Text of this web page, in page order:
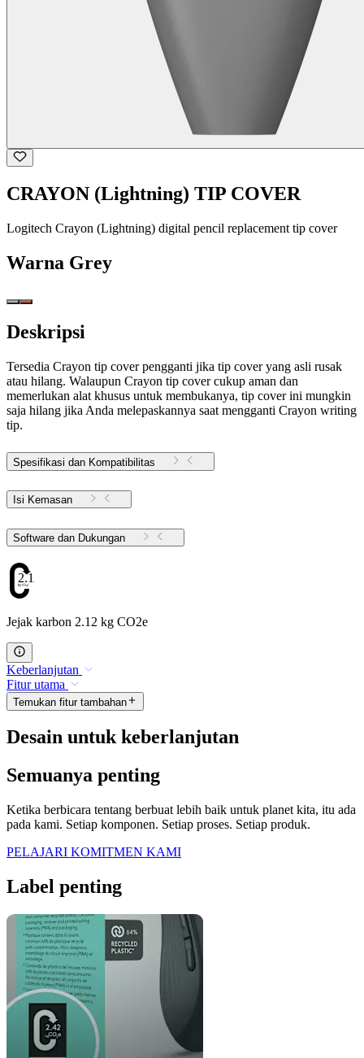
CRAYON (Lightning) TIP COVER
Logitech Crayon (Lightning) digital pencil replacement tip cover
Warna Grey
Deskripsi
Tersedia Crayon tip cover pengganti jika tip cover yang asli rusak
atau hilang. Walaupun Crayon tip cover cukup aman dan
memerlukan alat khusus untuk membukanya, tip cover ini mungkin
saja hilang jika Anda melepaskannya saat mengganti Crayon writing
tip.
Spesifikasi dan Kompatibilitas
Isi Kemasan
Software dan Dukungan
2.12
Jejak karbon 2.12 kg CO2e
Keberlanjutan
Fitur utama
Temukan fitur tambahan
Desain untuk keberlanjutan
Semuanya penting
Ketika berbicara tentang berbuat lebih baik untuk planet kita, itu ada
pada kami. Setiap komponen. Setiap proses. Setiap produk.
PELAJARI KOMITMEN KAMI
Label penting